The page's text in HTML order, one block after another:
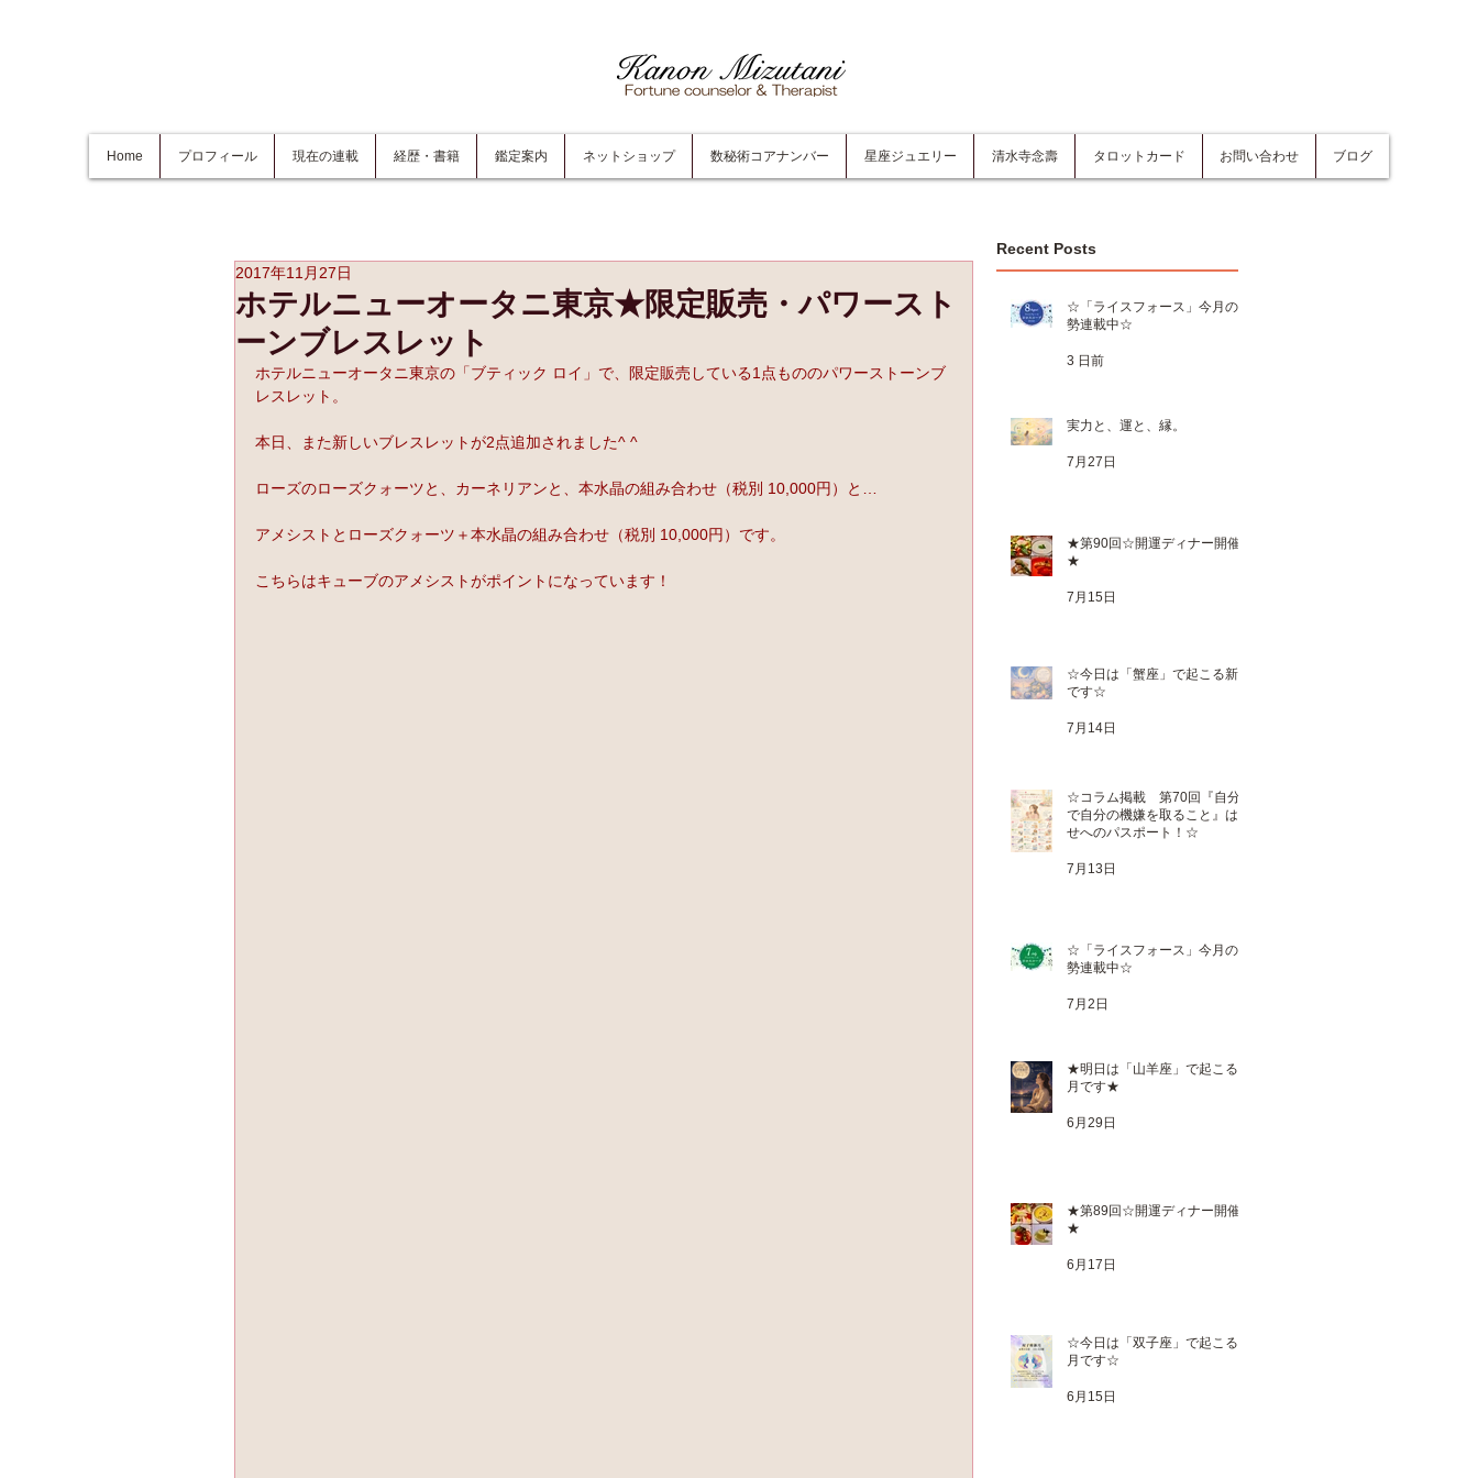
Home プロフィール 現在の連載 経歴・書籍 鑑定案内 ネットショップ 数秘術コアナンバー 星座ジュエリー 清水寺念壽 タロットカード お問い合わせ ブログ
ホテルニューオータニ東京★限定販売・パワースト
ーンブレスレット
2017年11月27日
ホテルニューオータニ東京の「ブティック ロイ」で、限定販売している1点もののパワーストーンブ
レスレット。
本日、また新しいブレスレットが2点追加されました^ ^
ローズのローズクォーツと、カーネリアンと、本水晶の組み合わせ（税別 10,000円）と…
アメシストとローズクォーツ＋本水晶の組み合わせ（税別 10,000円）です。
こちらはキューブのアメシストがポイントになっています！
Recent Posts
☆「ライスフォース」今月の運
勢連載中☆
3 日前
実力と、運と、縁。
7月27日
★第90回☆開運ディナー開催
★
7月15日
☆今日は「蟹座」で起こる新月
です☆
7月14日
☆コラム掲載 第70回『自分
で自分の機嫌を取ること』は幸
せへのパスポート！☆
7月13日
☆「ライスフォース」今月の運
勢連載中☆
7月2日
★明日は「山羊座」で起こる満
月です★
6月29日
★第89回☆開運ディナー開催
★
6月17日
☆今日は「双子座」で起こる新
月です☆
6月15日